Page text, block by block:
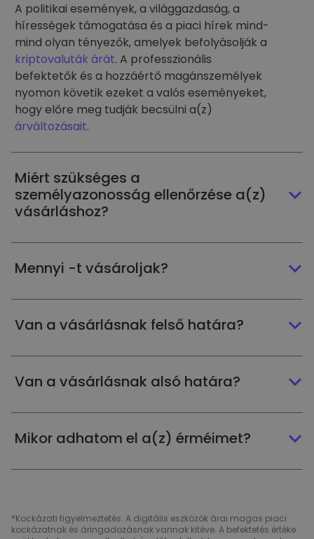
A politikai események, a világgazdaság, a
hírességek támogatása és a piaci hírek mind-
mind olyan tényezők, amelyek befolyásolják a
kriptovaluták árát. A professzionális
befektetők és a hozzáértő magánszemélyek
nyomon követik ezeket a valós eseményeket,
hogy előre meg tudják becsülni a(z)
árváltozásait.
Miért szükséges a
személyazonosság ellenőrzése a(z)
vásárláshoz?
Mennyi -t vásároljak?
Van a vásárlásnak felső határa?
Van a vásárlásnak alsó határa?
Mikor adhatom el a(z) érméimet?
*Kockázati figyelmeztetés: A digitális eszközök árai magas piaci
kockázatnak és áringadozásnak vannak kitéve. A befektetés értéke